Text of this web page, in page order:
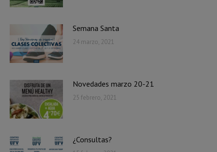
Semana Santa
24 marzo, 2021
Novedades marzo 20-21
25 febrero, 2021
¿Consultas?